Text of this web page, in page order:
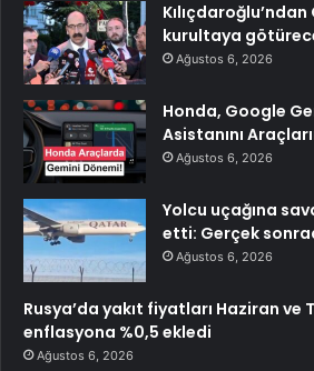
kurultaya
Ağustos 6, 2026
Honda, Google
Asistanını
Ağustos 6, 2026
Yolcu uçağına
etti: Gerçek
Ağustos 6, 2026
Rusya’da yakıt fiyatları Haziran ve
enflasyona %0,5 ekledi
Ağustos 6, 2026